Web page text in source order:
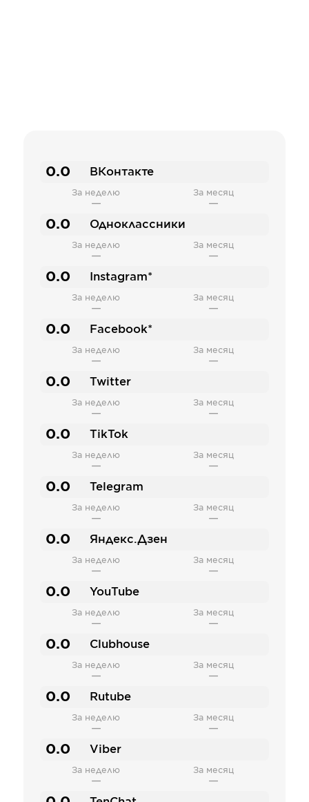
0.0 ВКонтакте
За неделю
—
За месяц
—
0.0 Одноклассники
За неделю
—
За месяц
—
0.0 Instagram*
За неделю
—
За месяц
—
0.0 Facebook*
За неделю
—
За месяц
—
0.0 Twitter
За неделю
—
За месяц
—
0.0 TikTok
За неделю
—
За месяц
—
0.0 Telegram
За неделю
—
За месяц
—
0.0 Яндекс.Дзен
За неделю
—
За месяц
—
0.0 YouTube
За неделю
—
За месяц
—
0.0 Clubhouse
За неделю
—
За месяц
—
0.0 Rutube
За неделю
—
За месяц
—
0.0 Viber
За неделю
—
За месяц
—